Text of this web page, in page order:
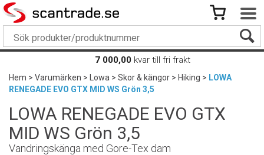
7 000,00 kvar till fri frakt
Hem>Varumärken> Lowa>Skor & kängor>Hiking> LOWA
RENEGADE EVO GTX MID WS Grön 3,5
LOWA RENEGADE EVO GTX
MID WS Grön 3,5
Vandringskänga med Gore-Tex dam